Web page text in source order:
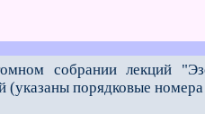
собрании лекций
(указаны порядковые